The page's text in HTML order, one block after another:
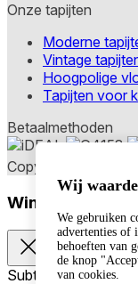
Onze tapijten
Moderne
Vintage
Hoogpolige
Tapijten voor
Betaalmethoden
Copyright © 2026
Wij
We gebruiken
advertenties of
behoeften van
de knop
van cookies.
Winkelwagen
Subtotaal